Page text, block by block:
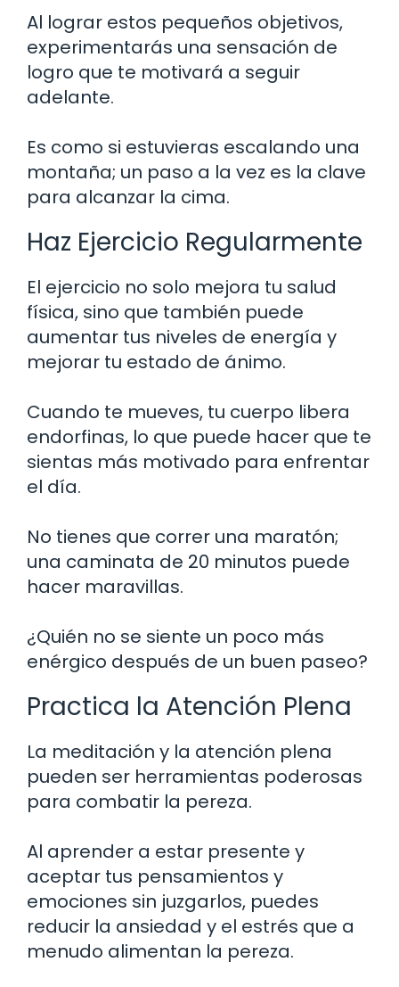
Al lograr estos pequeños objetivos,
experimentarás una sensación de
logro que te motivará a seguir
adelante.
Es como si estuvieras escalando una
montaña; un paso a la vez es la clave
para alcanzar la cima.
Haz Ejercicio Regularmente
El ejercicio no solo mejora tu salud
física, sino que también puede
aumentar tus niveles de energía y
mejorar tu estado de ánimo.
Cuando te mueves, tu cuerpo libera
endorfinas, lo que puede hacer que te
sientas más motivado para enfrentar
el día.
No tienes que correr una maratón;
una caminata de 20 minutos puede
hacer maravillas.
¿Quién no se siente un poco más
enérgico después de un buen paseo?
Practica la Atención Plena
La meditación y la atención plena
pueden ser herramientas poderosas
para combatir la pereza.
Al aprender a estar presente y
aceptar tus pensamientos y
emociones sin juzgarlos, puedes
reducir la ansiedad y el estrés que a
menudo alimentan la pereza.